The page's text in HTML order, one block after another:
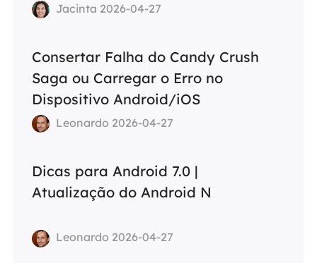
Jacinta 2026-04-27
Consertar Falha do Candy Crush
Saga ou Carregar o Erro no
Dispositivo Android/iOS
Leonardo 2026-04-27
Dicas para Android 7.0 |
Atualização do Android N
Leonardo 2026-04-27